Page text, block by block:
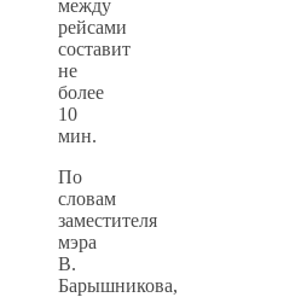
между
рейсами
составит
не
более
10
мин.
По
словам
заместителя
мэра
В.
Барышникова,